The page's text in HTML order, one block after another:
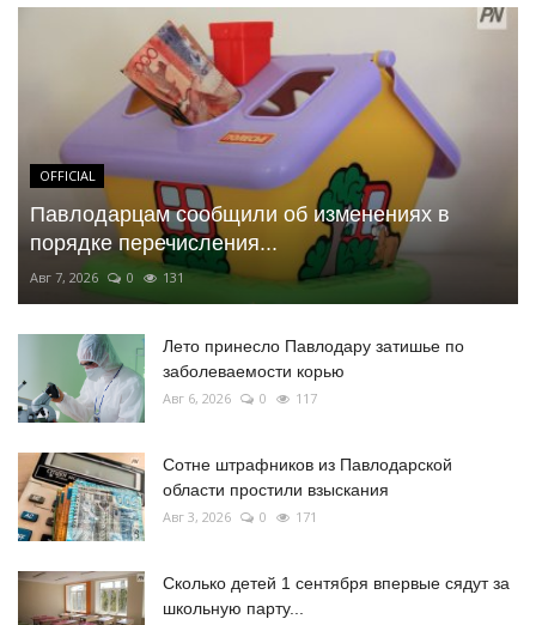
OFFICIAL
Павлодарцам сообщили об изменениях в
порядке перечисления...
Авг 7, 2026 0 131
Лето принесло Павлодару затишье по
заболеваемости корью
Авг 6, 2026 0 117
Сотне штрафников из Павлодарской
области простили взыскания
Авг 3, 2026 0 171
Сколько детей 1 сентября впервые сядут за
школьную парту...